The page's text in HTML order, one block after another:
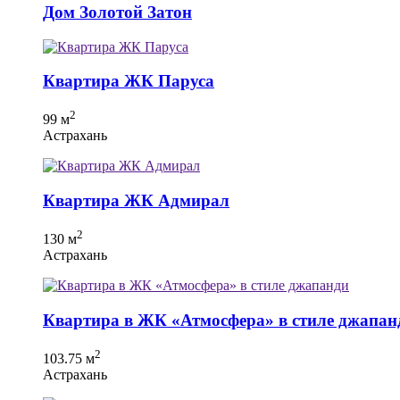
Дом Золотой Затон
Квартира ЖК Паруса
99 м2
Астрахань
Квартира ЖК Адмирал
130 м2
Астрахань
Квартира в ЖК «Атмосфера» в стиле
103.75 м2
Астрахань